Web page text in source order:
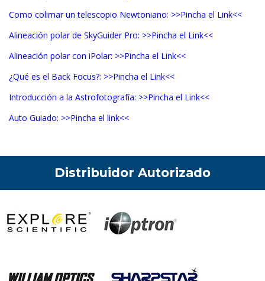
Como colimar un telescopio Newtoniano: >>Pincha el Link<<
Alineación polar de SkyGuider Pro: >>Pincha el Link<<
Alineación polar con iPolar: >>Pincha el Link<<
¿Qué es el Back Focus?: >>Pincha el Link<<
Introducción a la Astrofotografía: >>Pincha el Link<<
Auto Guiado: >>Pincha el link<<
Distribuidor Autorizado